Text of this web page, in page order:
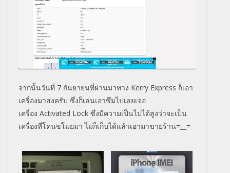
จากนั้นวันที่ 7 กันยายนที่ผ่านมาทาง Kerry Express ก็เอา
เครื่องมาส่งครับ ซึ่งก็เล่นเอาซึมไปเลยเจอ
เครื่อง Activated Lock ซึ่งมีความเป็นไปได้สูงว่าจะเป็น
เครื่องที่โดนขโมยมา ไม่ก็เก็บได้แล้วเอามาขายร้าน=__=